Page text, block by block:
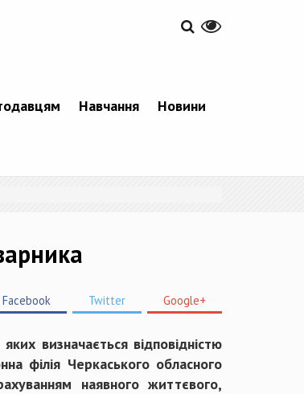
Навчання Новини
Facebook Twitter Google+
визначається відповідністю
філія Черкаського обласного
наявного життєвого,